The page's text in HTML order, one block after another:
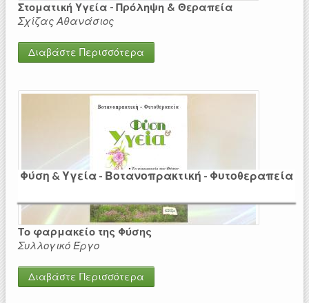
Στοματική Υγεία - Πρόληψη & Θεραπεία
Σχίζας Αθανάσιος
Διαβάστε Περισσότερα
Φύση & Υγεία - Βοτανοπρακτική - Φυτοθεραπεία
Το φαρμακείο της Φύσης
Συλλογικό Έργο
Διαβάστε Περισσότερα